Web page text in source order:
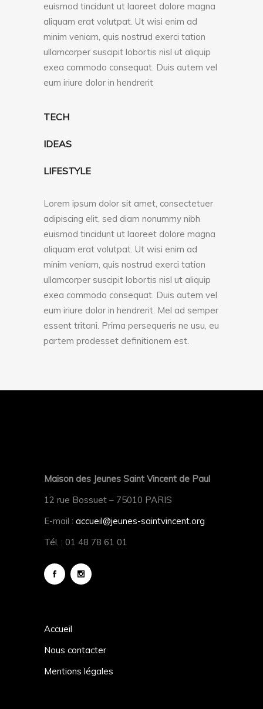
euismod tincidunt ut laoreet dolore magna
aliquam erat volutpat. Ut wisi enim ad
minim veniam, quis nostrud exerci tation
ullamcorper suscipit lobortis nisl ut aliquip
exea commodo consequat. Duis autem vel
eum iriure dolor in hendrerit
TECH
IDEAS
LIFESTYLE
Lorem ipsum dolor sit amet, consectetuer
adipiscing elit, sed diam nonummy nibh
euismod tincidunt ut laoreet dolore magna
aliquam erat volutpat. Ut wisi enim ad
minim veniam, quis nostrud exerci tation
ullamcorper suscipit lobortis nisl ut aliquip
exea commodo consequat. Duis autem vel
eum iriure dolor in hendrerit. Mel ad semper
essent tritani. Prima persequeris ne usu, eu
partem prodesset definitionem est.
Maison des Jeunes Saint Vincent de Paul
12 rue Bossuet – 75010 PARIS
E-mail : accueil@jeunes-saintvincent.org
Tél. : 01 48 78 61 01
Accueil
Nous contacter
Mentions légales